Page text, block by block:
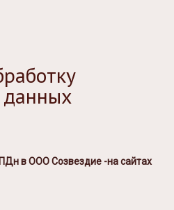
данных
в ООО Созвездие -на сайтах